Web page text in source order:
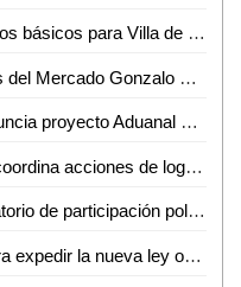
Enrique Galindo garantiza servicios básicos para Villa de Pozos
Contaminación obliga a locatarios del Mercado Gonzalo N Santos a utilizar agua embotellada
Gobernador Ricardo Gallardo anuncia proyecto Aduanal en Texas para Beneficio de Empresas Potosinas
Secretaria de Seguridad Estatal coordina acciones de logística y seguridad para Fenapo 2024
Realiza IMES sesión del observatorio de participación política de las mujeres
Congreso aprobó el dictamen para expedir la nueva ley orgánica del poder legislativo y el reglamento del congreso del estado de San Luis Potosí